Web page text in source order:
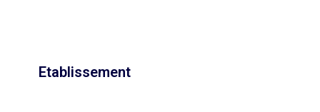
Etablissement